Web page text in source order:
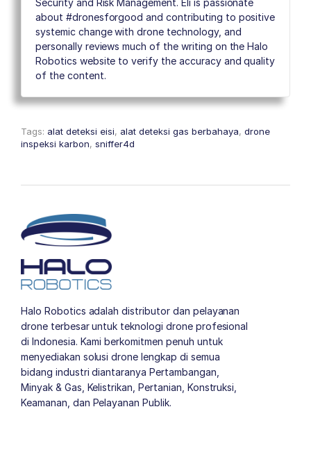
Security and Risk Management. Eli is passionate
about #dronesforgood and contributing to positive
systemic change with drone technology, and
personally reviews much of the writing on the Halo
Robotics website to verify the accuracy and quality
of the content.
Tags: alat deteksi eisi, alat deteksi gas berbahaya, drone
inspeksi karbon, sniffer4d
Halo Robotics adalah distributor dan pelayanan
drone terbesar untuk teknologi drone profesional
di Indonesia. Kami berkomitmen penuh untuk
menyediakan solusi drone lengkap di semua
bidang industri diantaranya Pertambangan,
Minyak & Gas, Kelistrikan, Pertanian, Konstruksi,
Keamanan, dan Pelayanan Publik.